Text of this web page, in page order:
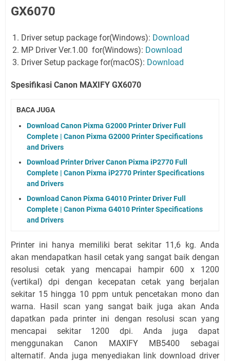
GX6070
Driver setup package for(Windows): Download
MP Driver Ver.1.00 for(Windows): Download
Driver Setup package for(macOS): Download
Spesifikasi Canon MAXIFY GX6070
BACA JUGA
Download Canon Pixma G2000 Printer Driver Full
Complete | Canon Pixma G2000 Printer Specifications
and Drivers
Download Printer Driver Canon Pixma iP2770 Full
Complete | Canon Pixma iP2770 Printer Specifications
and Drivers
Download Canon Pixma G4010 Printer Driver Full
Complete | Canon Pixma G4010 Printer Specifications
and Drivers
Printer ini hanya memiliki berat sekitar 11,6 kg. Anda
akan mendapatkan hasil cetak yang sangat baik dengan
resolusi cetak yang mencapai hampir 600 x 1200
(vertikal) dpi dengan kecepatan cetak yang berjalan
sekitar 15 hingga 10 ppm untuk pencetakan mono dan
warna. Hasil scan yang sangat baik juga akan Anda
dapatkan pada printer ini dengan resolusi scan yang
mencapai sekitar 1200 dpi. Anda juga dapat
menggunakan Canon MAXIFY MB5400 sebagai
alternatif. Anda juga menyediakan link download driver